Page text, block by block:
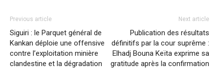
Previous article
Siguiri : le Parquet général de
Kankan déploie une offensive
contre l’exploitation minière
clandestine et la dégradation
Next article
Publication des résultats
définitifs par la cour suprême :
Elhadj Bouna Keïta exprime sa
gratitude après la confirmation